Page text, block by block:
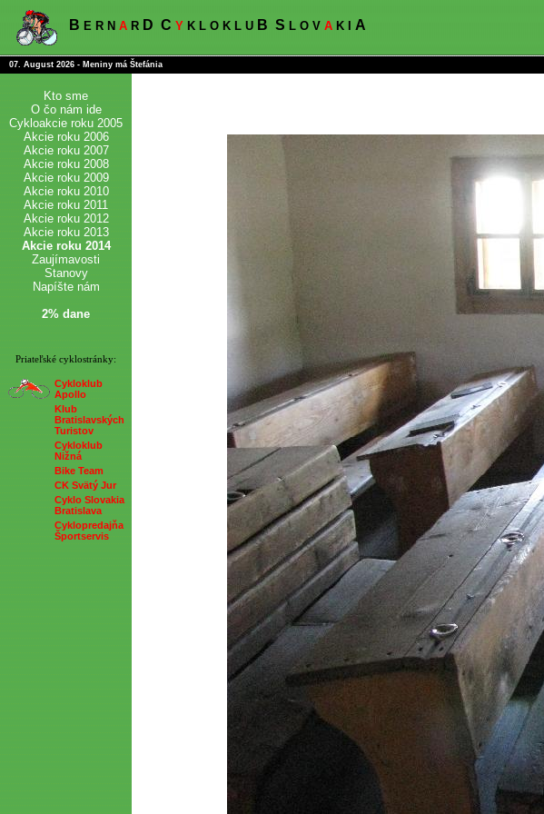
B E R N A R D C Y K L O K L U B S L O V A K I A
07. August 2026 - Meniny má Štefánia
Kto sme
O čo nám ide
Cykloakcie roku 2005
Akcie roku 2006
Akcie roku 2007
Akcie roku 2008
Akcie roku 2009
Akcie roku 2010
Akcie roku 2011
Akcie roku 2012
Akcie roku 2013
Akcie roku 2014
Zaujímavosti
Stanovy
Napíšte nám
2% dane
Priateľské cyklostránky:
Cykloklub
Apollo
Klub
Bratislavských
Turistov
Cykloklub
Nižná
Bike Team
CK Svätý Jur
Cyklo Slovakia
Bratislava
Cyklopredajňa
Športservis